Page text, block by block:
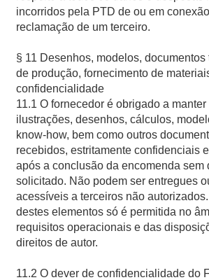
incorridos pela PTD de ou em
reclamação de um terceiro.
§ 11 Desenhos, modelos,
de produção, fornecimento de
confidencialidade
11.1 O fornecedor é obrigado a manter
ilustrações, desenhos, cálculos,
know-how, bem como outros
recebidos, estritamente confidenciais
após a conclusão da encomenda sem
solicitado. Não podem ser entregues
acessíveis a terceiros não
destes elementos só é permitida no
requisitos operacionais e das
direitos de autor.
11.2 O dever de confidencialidade do